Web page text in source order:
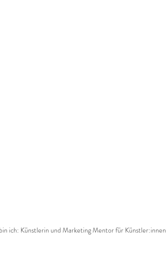
ich: Künstlerin und Marketing Mentor für Künstler:innen